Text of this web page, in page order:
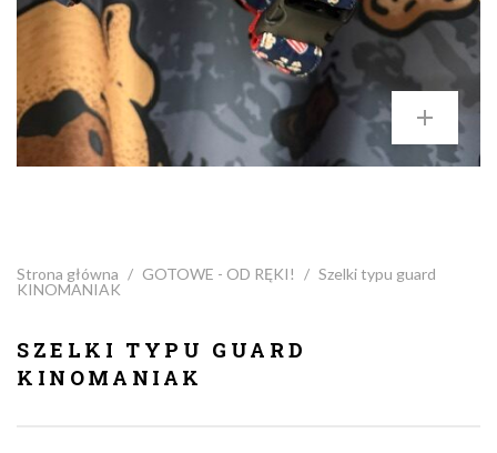
Strona główna / GOTOWE - OD RĘKI! / Szelki typu guard
KINOMANIAK
SZELKI TYPU GUARD
KINOMANIAK